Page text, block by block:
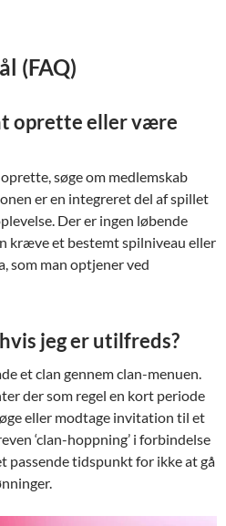
(FAQ)
oprette eller være
søge om medlemskab
er en integreret del af spillet
Der er ingen løbende
kræve et bestemt spilniveau eller
som man optjener ved
jeg er utilfreds?
et clan gennem clan-menuen.
der som regel en kort periode
eller modtage invitation til et
‘clan-hoppning’ i forbindelse
passende tidspunkt for ikke at gå